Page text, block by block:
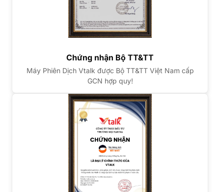
Chứng nhận Bộ TT&TT
Máy Phiên Dịch Vtalk được Bộ TT&TT Việt Nam cấp
GCN hợp quy!